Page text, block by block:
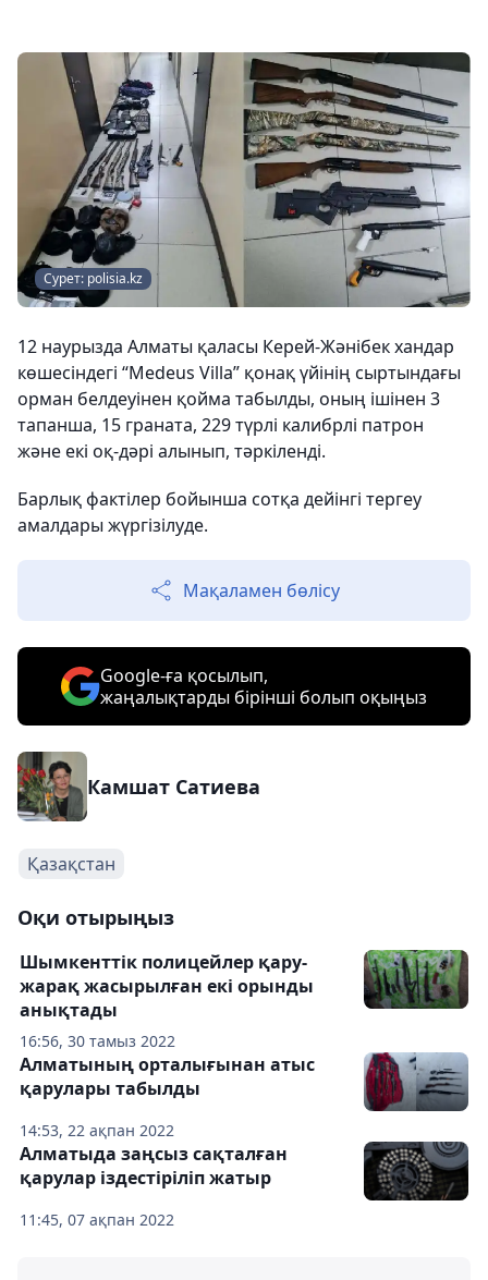
Сурет: polisia.kz
12 наурызда Алматы қаласы Керей-Жәнібек хандар
көшесіндегі “Medeus Villa” қонақ үйінің сыртындағы
орман белдеуінен қойма табылды, оның ішінен 3
тапанша, 15 граната, 229 түрлі калибрлі патрон
және екі оқ-дәрі алынып, тәркіленді.
Барлық фактілер бойынша сотқа дейінгі тергеу
амалдары жүргізілуде.
Мақаламен бөлісу
Google-ға қосылып,
жаңалықтарды бірінші болып оқыңыз
Камшат Сатиева
Қазақстан
Оқи отырыңыз
16:56, 30 тамыз 2022
Шымкенттік полицейлер қару-
жарақ жасырылған екі орынды
анықтады
14:53, 22 ақпан 2022
Алматының орталығынан атыс
қарулары табылды
11:45, 07 ақпан 2022
Алматыда заңсыз сақталған
қарулар іздестіріліп жатыр